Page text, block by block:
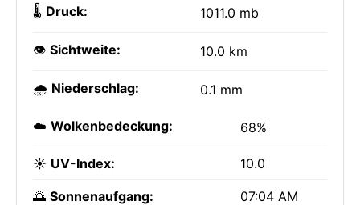
🌡️ Druck: 1011.0 mb
👁️ Sichtweite: 10.0 km
🌧️ Niederschlag: 0.1 mm
☁️ Wolkenbedeckung: 68%
☀️ UV-Index: 10.0
🌅 Sonnenaufgang: 07:04 AM